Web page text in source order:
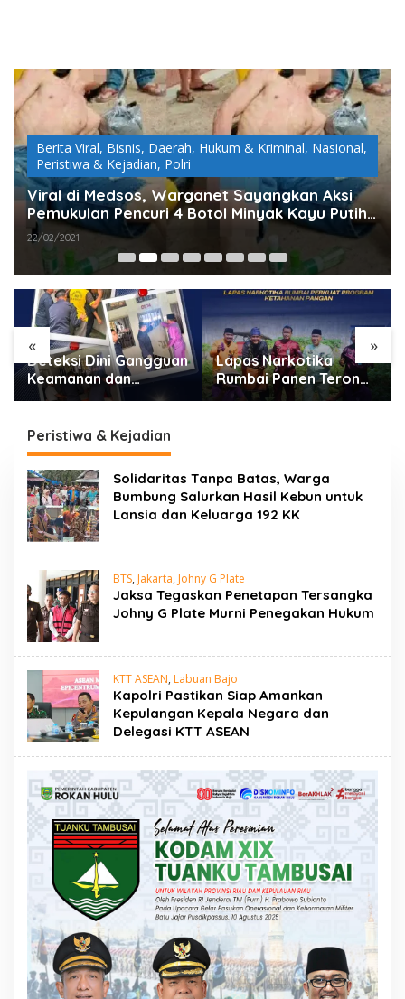
Berita Viral, Bisnis, Daerah, Hukum & Kriminal, Nasional,
Peristiwa & Kejadian, Polri
Viral di Medsos, Warganet Sayangkan Aksi
Pemukulan Pencuri 4 Botol Minyak Kayu Putih
di Alfamart
22/02/2021
« »
Deteksi Dini Gangguan
Keamanan dan
Ketertiban, Lapas
Gelar Razia Rutin Blok
Hunian
Lapas Narkotika
Rumbai Panen Terong,
Wujud Nyata Dukung
Peristiwa & Kejadian
Solidaritas Tanpa Batas, Warga
Bumbung Salurkan Hasil Kebun untuk
Lansia dan Keluarga 192 KK
BTS, Jakarta, Johny G Plate
Jaksa Tegaskan Penetapan Tersangka
Johny G Plate Murni Penegakan Hukum
KTT ASEAN, Labuan Bajo
Kapolri Pastikan Siap Amankan
Kepulangan Kepala Negara dan
Delegasi KTT ASEAN